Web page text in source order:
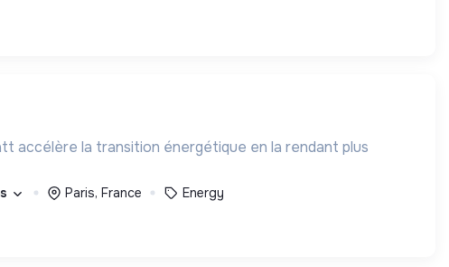
accélère la transition énergétique en la rendant plus
Paris, France Energy